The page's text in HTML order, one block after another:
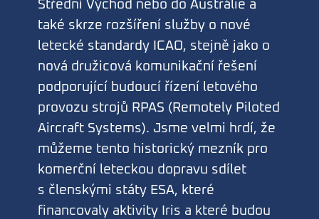
Střední Východ nebo do Austrálie a
také skrze rozšíření služby o nové
letecké standardy ICAO, stejně jako o
nová družicová komunikační řešení
podporující budoucí řízení letového
provozu strojů RPAS (Remotely Piloted
Aircraft Systems). Jsme velmi hrdí, že
můžeme tento historický mezník pro
komerční leteckou dopravu sdílet
s členskými státy ESA, které
financovaly aktivity Iris a které budou